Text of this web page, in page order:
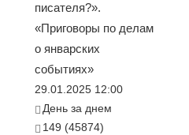
писателя?».
«Приговоры по делам
о январских
событиях»
29.01.2025 12:00
День за днем
149 (45874)